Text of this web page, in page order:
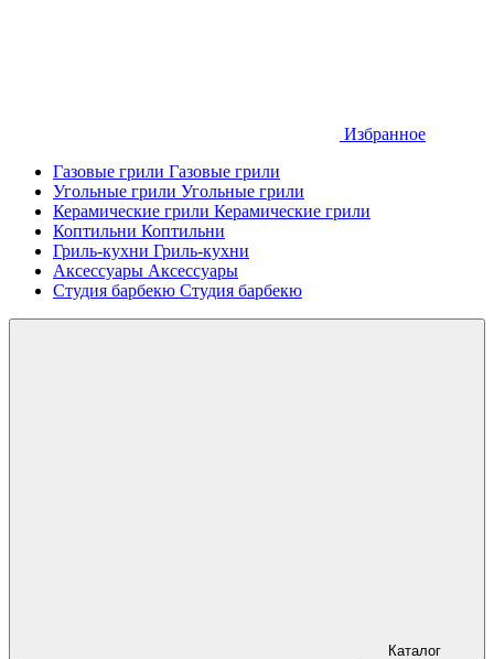
Избранное
Газовые грили Газовые грили
Угольные грили Угольные грили
Керамические грили Керамические грили
Коптильни Коптильни
Гриль-кухни Гриль-кухни
Аксессуары Аксессуары
Студия барбекю Студия барбекю
Каталог